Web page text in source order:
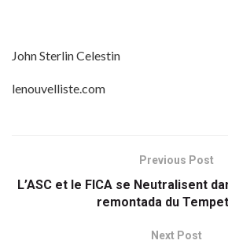
John Sterlin Celestin
lenouvelliste.com
Previous Post
L’ASC et le FICA se Neutralisent
remontada du
Next Post